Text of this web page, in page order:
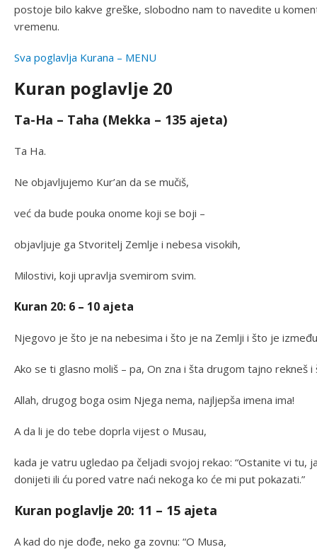
postoje bilo kakve greške, slobodno nam to navedite u
vremenu.
Sva poglavlja Kurana – MENU
Kuran poglavlje 20
Ta-Ha – Taha (Mekka – 135 ajeta)
Ta Ha.
Ne objavljujemo Kur’an da se mučiš,
već da bude pouka onome koji se boji –
objavljuje ga Stvoritelj Zemlje i nebesa visokih,
Milostivi, koji upravlja svemirom svim.
Kuran 20: 6 – 10 ajeta
Njegovo je što je na nebesima i što je na Zemlji i što je
Ako se ti glasno moliš – pa, On zna i šta drugom tajno rekneš
Allah, drugog boga osim Njega nema, najljepša imena ima!
A da li je do tebe doprla vijest o Musau,
kada je vatru ugledao pa čeljadi svojoj rekao: “Ostanite vi tu,
donijeti ili ću pored vatre naći nekoga ko će mi put pokazati.”
Kuran poglavlje 20: 11 – 15 ajeta
A kad do nje dođe, neko ga zovnu: “O Musa,